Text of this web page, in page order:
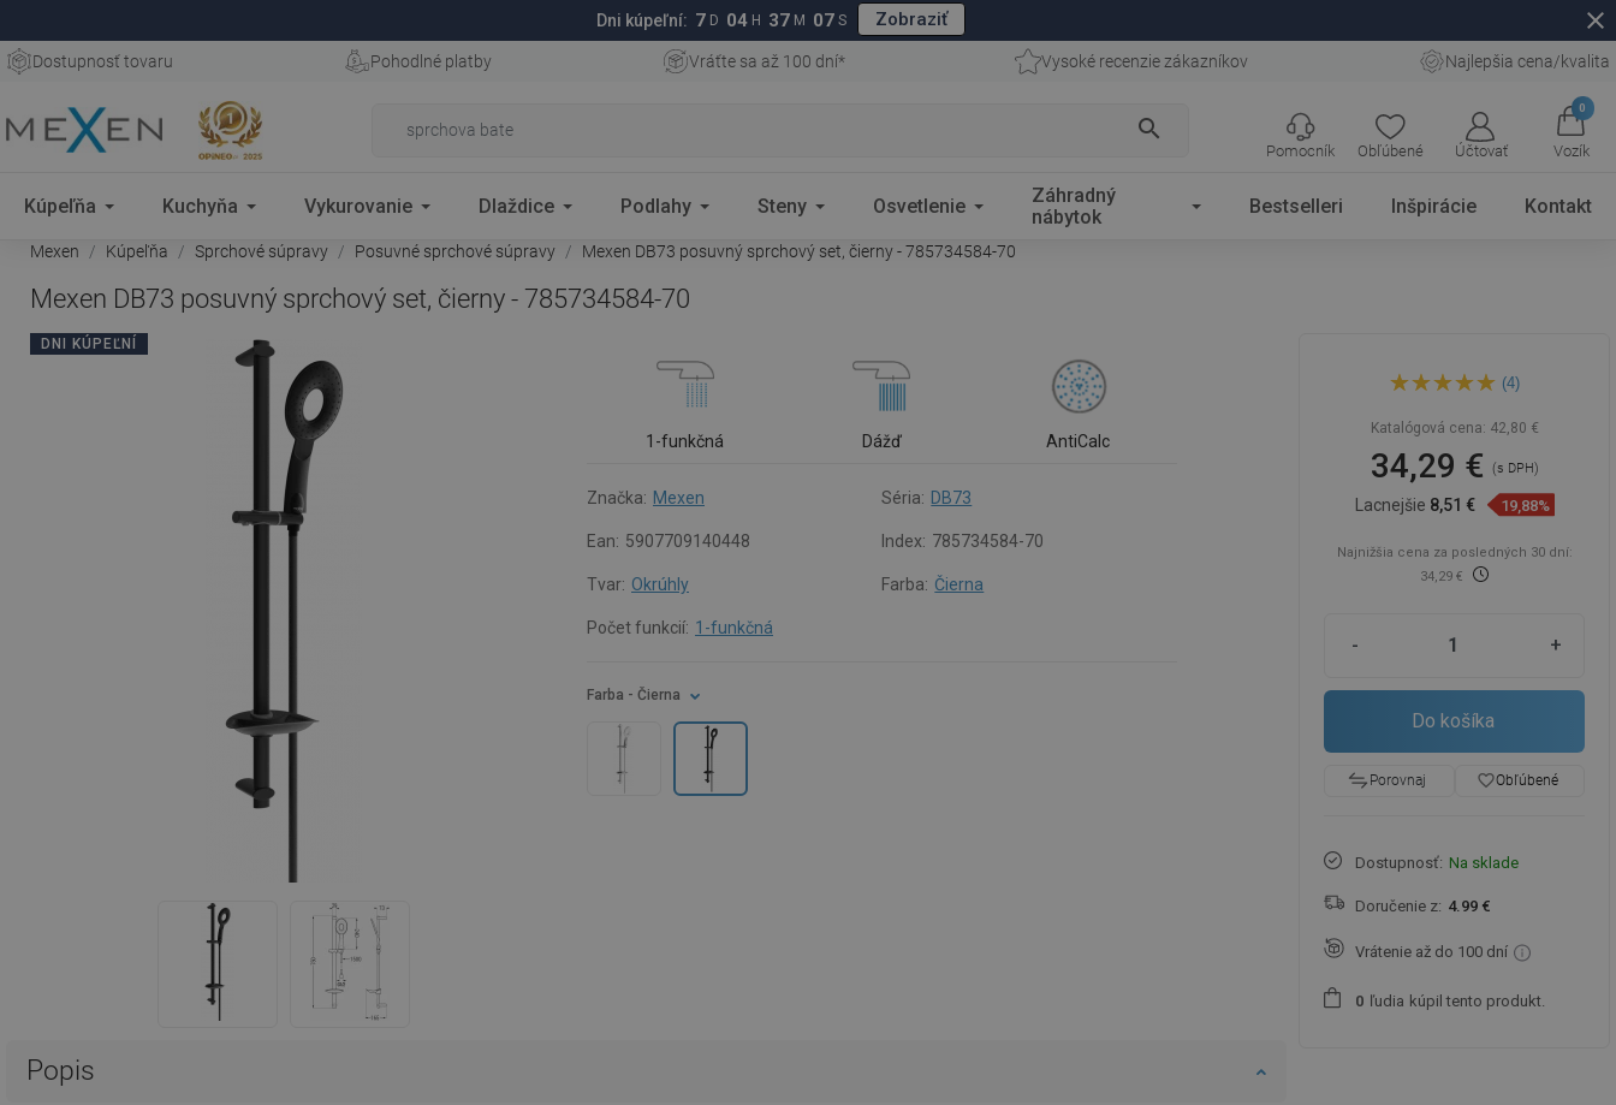
Dni kúpeľní: 7 D 04 H 37 M 06 S Zobraziť close
Dostupnosť tovaru Pohodlné platby Vráťte sa až 100 dní* Vysoké recenzie zákazníkov Najlepšia cena/kvalita
search
Obľúbené Účtovať
0
Vozík
Pomocník
Kúpeľňa Kuchyňa Vykurovanie Dlaždice Podlahy Steny Osvetlenie
Záhradný
nábytok
Bestselleri Inšpirácie Kontakt
Mexen Kúpeľňa Sprchové súpravy Posuvné sprchové súpravy Mexen DB73 posuvný sprchový set, čierny - 785734584-70
Mexen DB73 posuvný sprchový set, čierny - 785734584-70
DNI KÚPEĽNÍ
1-funkčná Dážď AntiCalc
Značka: Mexen Séria: DB73
Ean: 5907709140448 Index: 785734584-70
Tvar: Okrúhly Farba: Čierna
Počet funkcií: 1-funkčná
Farba - Čierna
Popis
sprchový set, čierny -
(4)
Katalógová cena: 42,80 €
34,29 € (s DPH)
Lacnejšie 8,51 € 19,88%
Najnižšia cena za posledných 30 dní:
34,29 €
- +
Do košíka
Porovnaj favorite_borderObľúbené
Dostupnosť: Na sklade
Doručenie z: 4.99 €
Vrátenie až do 100 dní
0 ľudia kúpil tento produkt.